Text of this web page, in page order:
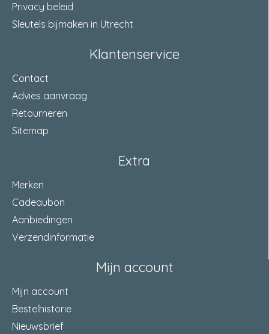
Privacy beleid
Sleutels bijmaken in Utrecht
Klantenservice
Contact
Advies aanvraag
Retourneren
Sitemap
Extra
Merken
Cadeaubon
Aanbiedingen
Verzendinformatie
Mijn account
Mijn account
Bestelhistorie
Nieuwsbrief